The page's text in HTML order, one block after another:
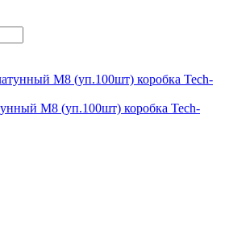
М8 (уп.100шт) коробка Tech-